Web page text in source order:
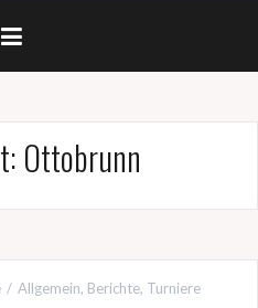
Ottobrunn
Allgemein, Berichte, Turniere